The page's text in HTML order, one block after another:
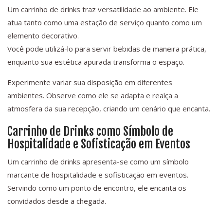
Um carrinho de drinks traz versatilidade ao ambiente. Ele
atua tanto como uma estação de serviço quanto como um
elemento decorativo.
Você pode utilizá-lo para servir bebidas de maneira prática,
enquanto sua estética apurada transforma o espaço.
Experimente variar sua disposição em diferentes
ambientes. Observe como ele se adapta e realça a
atmosfera da sua recepção, criando um cenário que encanta.
Carrinho de Drinks como Símbolo de
Hospitalidade e Sofisticação em Eventos
Um carrinho de drinks apresenta-se como um símbolo
marcante de hospitalidade e sofisticação em eventos.
Servindo como um ponto de encontro, ele encanta os
convidados desde a chegada.